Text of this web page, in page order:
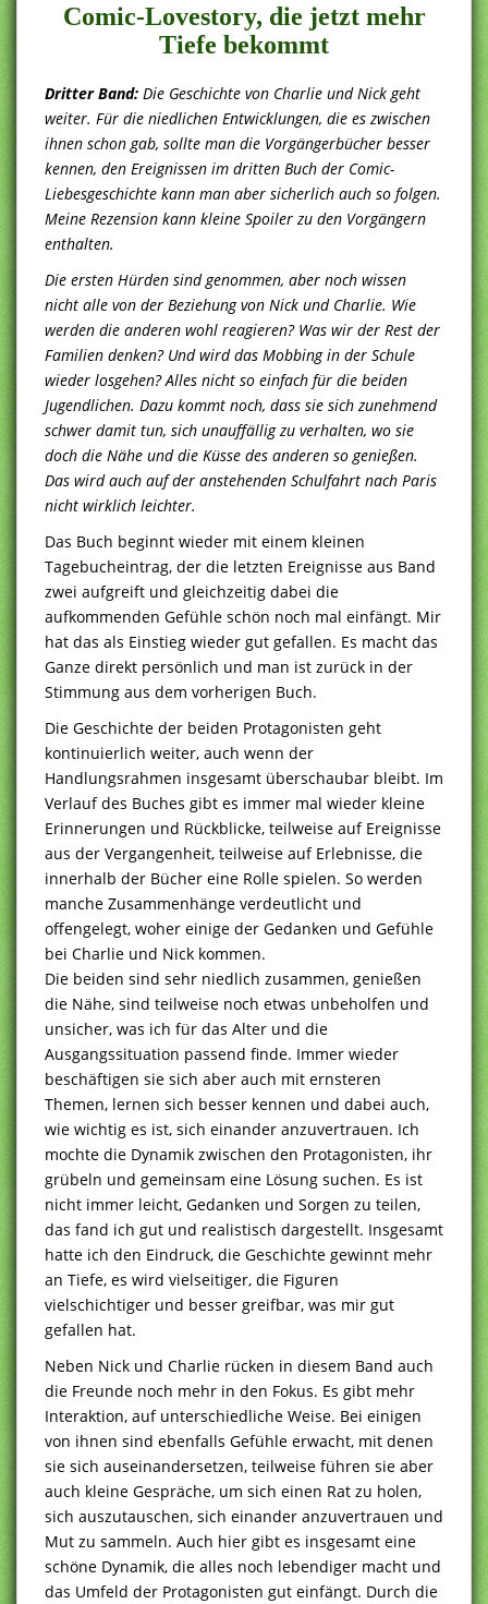
Comic-Lovestory, die jetzt mehr
Tiefe bekommt
Dritter Band: Die Geschichte von Charlie und Nick geht
weiter. Für die niedlichen Entwicklungen, die es zwischen
ihnen schon gab, sollte man die Vorgängerbücher besser
kennen, den Ereignissen im dritten Buch der Comic-
Liebesgeschichte kann man aber sicherlich auch so folgen.
Meine Rezension kann kleine Spoiler zu den Vorgängern
enthalten.
Die ersten Hürden sind genommen, aber noch wissen
nicht alle von der Beziehung von Nick und Charlie. Wie
werden die anderen wohl reagieren? Was wir der Rest der
Familien denken? Und wird das Mobbing in der Schule
wieder losgehen? Alles nicht so einfach für die beiden
Jugendlichen. Dazu kommt noch, dass sie sich zunehmend
schwer damit tun, sich unauffällig zu verhalten, wo sie
doch die Nähe und die Küsse des anderen so genießen.
Das wird auch auf der anstehenden Schulfahrt nach Paris
nicht wirklich leichter.
Das Buch beginnt wieder mit einem kleinen
Tagebucheintrag, der die letzten Ereignisse aus Band
zwei aufgreift und gleichzeitig dabei die
aufkommenden Gefühle schön noch mal einfängt. Mir
hat das als Einstieg wieder gut gefallen. Es macht das
Ganze direkt persönlich und man ist zurück in der
Stimmung aus dem vorherigen Buch.
Die Geschichte der beiden Protagonisten geht
kontinuierlich weiter, auch wenn der
Handlungsrahmen insgesamt überschaubar bleibt. Im
Verlauf des Buches gibt es immer mal wieder kleine
Erinnerungen und Rückblicke, teilweise auf Ereignisse
aus der Vergangenheit, teilweise auf Erlebnisse, die
innerhalb der Bücher eine Rolle spielen. So werden
manche Zusammenhänge verdeutlicht und
offengelegt, woher einige der Gedanken und Gefühle
bei Charlie und Nick kommen.
Die beiden sind sehr niedlich zusammen, genießen
die Nähe, sind teilweise noch etwas unbeholfen und
unsicher, was ich für das Alter und die
Ausgangssituation passend finde. Immer wieder
beschäftigen sie sich aber auch mit ernsteren
Themen, lernen sich besser kennen und dabei auch,
wie wichtig es ist, sich einander anzuvertrauen. Ich
mochte die Dynamik zwischen den Protagonisten, ihr
grübeln und gemeinsam eine Lösung suchen. Es ist
nicht immer leicht, Gedanken und Sorgen zu teilen,
das fand ich gut und realistisch dargestellt. Insgesamt
hatte ich den Eindruck, die Geschichte gewinnt mehr
an Tiefe, es wird vielseitiger, die Figuren
vielschichtiger und besser greifbar, was mir gut
gefallen hat.
Neben Nick und Charlie rücken in diesem Band auch
die Freunde noch mehr in den Fokus. Es gibt mehr
Interaktion, auf unterschiedliche Weise. Bei einigen
von ihnen sind ebenfalls Gefühle erwacht, mit denen
sie sich auseinandersetzen, teilweise führen sie aber
auch kleine Gespräche, um sich einen Rat zu holen,
sich auszutauschen, sich einander anzuvertrauen und
Mut zu sammeln. Auch hier gibt es insgesamt eine
schöne Dynamik, die alles noch lebendiger macht und
das Umfeld der Protagonisten gut einfängt. Durch die